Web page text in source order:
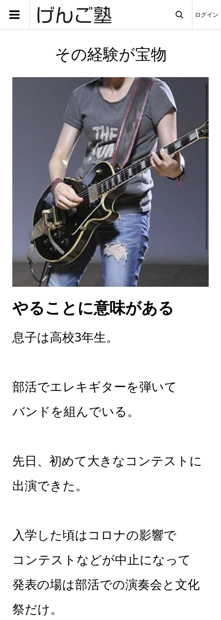
ログイン
その経験が宝物
やることに意味がある
息子は高校3年生。
部活でエレキギターを弾いて
バンドを組んでいる。
先日、初めて大きなコンテストに
出演できた。
入学した頃はコロナの影響で
コンテストなどが中止になって
発表の場は部活での演奏会と文化
祭だけ。